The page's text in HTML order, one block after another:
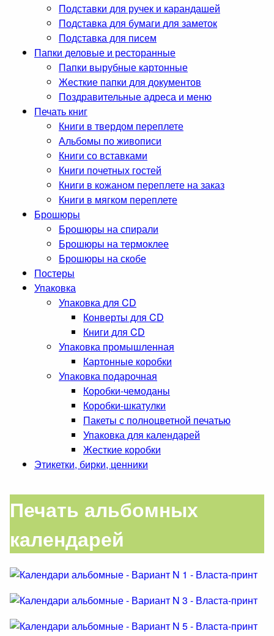
Подставки для ручек и карандашей
Подставка для бумаги для заметок
Подставка для писем
Папки деловые и ресторанные
Папки вырубные картонные
Жесткие папки для документов
Поздравительные адреса и меню
Печать книг
Книги в твердом переплете
Альбомы по живописи
Книги со вставками
Книги почетных гостей
Книги в кожаном переплете на заказ
Книги в мягком переплете
Брошюры
Брошюры на спирали
Брошюры на термоклее
Брошюры на скобе
Постеры
Упаковка
Упаковка для CD
Конверты для CD
Книги для CD
Упаковка промышленная
Картонные коробки
Упаковка подарочная
Коробки-чемоданы
Коробки-шкатулки
Пакеты с полноцветной печатью
Упаковка для календарей
Жесткие коробки
Этикетки, бирки, ценники
Печать альбомных
календарей